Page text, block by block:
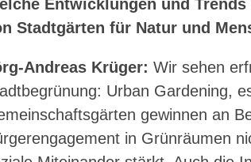
Entwicklungen und
Stadtgärten für Natur und
Andreas Krüger: Wir sehen
Urban Gardening,
gewinnen an
in Grünräumen